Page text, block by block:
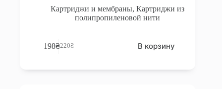
Картриджи и мембраны,Картриджи из
полипропиленовой нити
220₴
Первоначальная
198₴Текущая
В корзину